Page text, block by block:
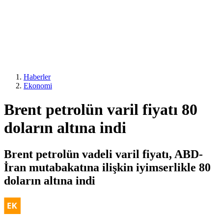
Haberler
Ekonomi
Brent petrolün varil fiyatı 80
doların altına indi
Brent petrolün vadeli varil fiyatı, ABD-
İran mutabakatına ilişkin iyimserlikle 80
doların altına indi